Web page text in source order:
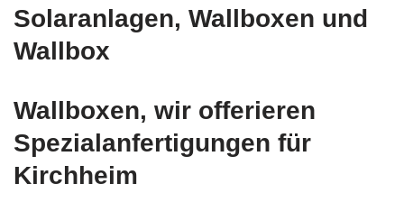
Solaranlagen, Wallboxen und
Wallbox
Wallboxen, wir offerieren
Spezialanfertigungen für
Kirchheim